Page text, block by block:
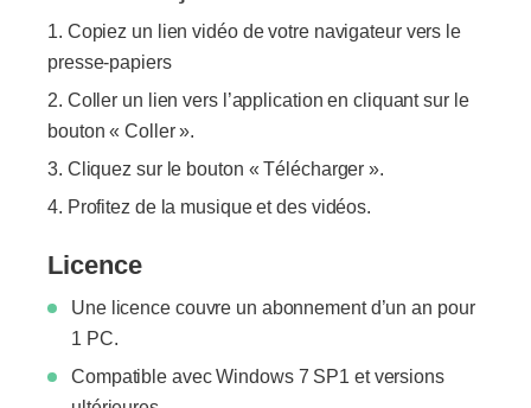
Copiez un lien vidéo de votre navigateur vers le
presse-papiers
Coller un lien vers l’application en cliquant sur le
bouton « Coller ».
Cliquez sur le bouton « Télécharger ».
Profitez de la musique et des vidéos.
Licence
Une licence couvre un abonnement d’un an pour
1 PC.
Compatible avec Windows 7 SP1 et versions